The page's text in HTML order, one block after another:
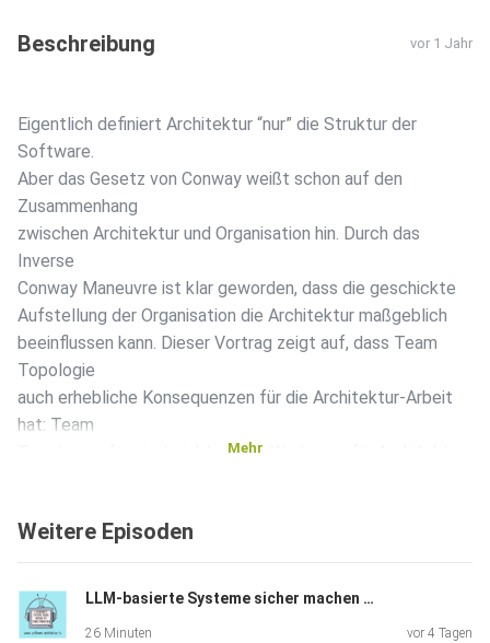
Beschreibung vor 1 Jahr
Eigentlich definiert Architektur “nur” die Struktur der
Software.
Aber das Gesetz von Conway weißt schon auf den
Zusammenhang
zwischen Architektur und Organisation hin. Durch das
Inverse
Conway Maneuvre ist klar geworden, dass die geschickte
Aufstellung der Organisation die Architektur maßgeblich
beeinflussen kann. Dieser Vortrag zeigt auf, dass Team
Topologie
auch erhebliche Konsequenzen für die Architektur-Arbeit
hat: Team
Topologies fungiert nicht nur als Werkzeug für Architektur,
werden.
Links
Mehr
Weitere Episoden
LLM-basierte Systeme sicher machen mit Sönke Magnussen
26 Minuten vor 4 Tagen